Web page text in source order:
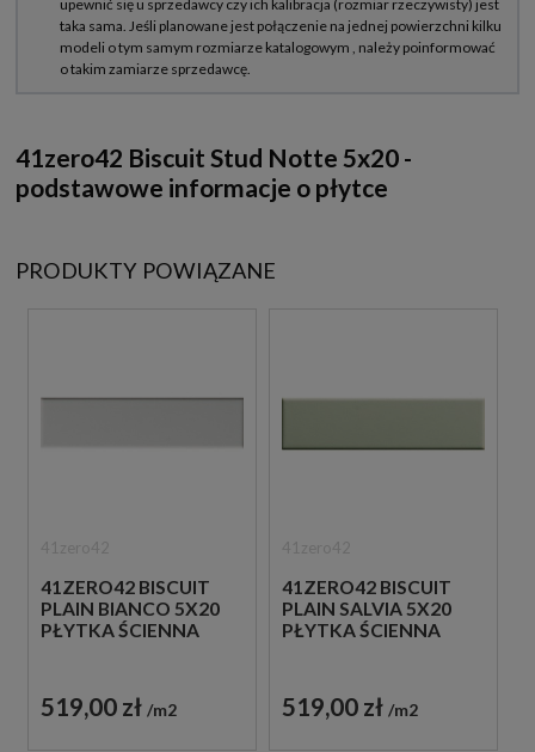
41zero42 Biscuit Stud Notte 5x20 -
podstawowe informacje o płytce
PRODUKTY POWIĄZANE
41ZERO42 BISCUIT
PLAIN BIANCO 5X20
PŁYTKA ŚCIENNA
519,00 zł m2
41ZERO42 BISCUIT
PLAIN SALVIA 5X20
PŁYTKA ŚCIENNA
519,00 zł m2